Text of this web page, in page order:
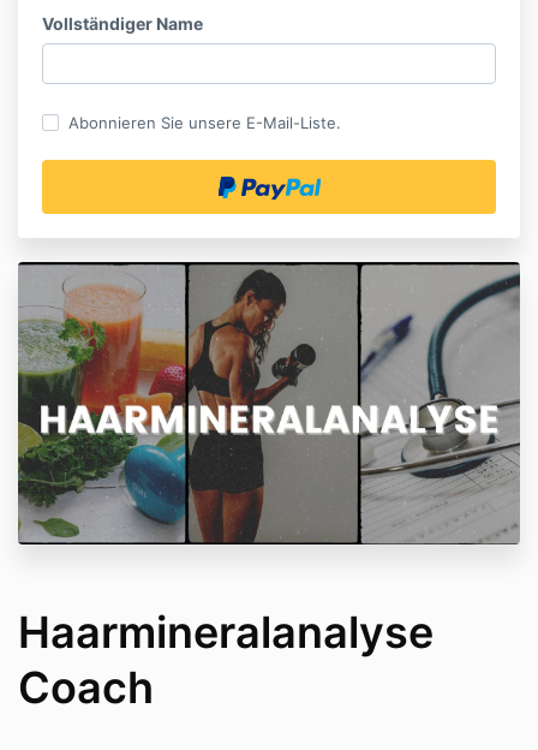
Vollständiger Name
Abonnieren Sie unsere E-Mail-Liste.
Haarmineralanalyse
Coach